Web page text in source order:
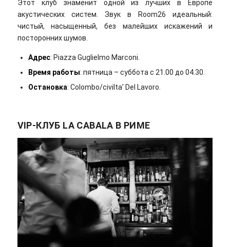
Этот клуб знаменит одной из лучших в Европе
акустических систем. Звук в Room26 идеальный:
чистый, насыщенный, без малейших искажений и
посторонних шумов.
Адрес: Piazza Guglielmo Marconi.
Время работы: пятница – суббота с 21.00 до 04.30.
Остановка: Colombo/civilta’ Del Lavoro.
VIP-КЛУБ LA CABALA В РИМЕ